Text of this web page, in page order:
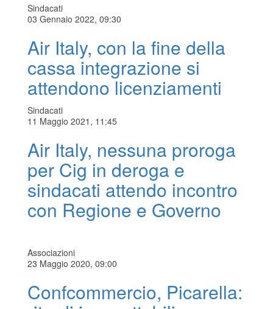
Sindacati
03 Gennaio 2022, 09:30
Air Italy, con la fine della
cassa integrazione si
attendono licenziamenti
Sindacati
11 Maggio 2021, 11:45
Air Italy, nessuna proroga
per Cig in deroga e
sindacati attendo incontro
con Regione e Governo
Associazioni
23 Maggio 2020, 09:00
Confcommercio, Picarella: